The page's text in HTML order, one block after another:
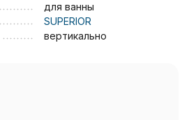
для ванны
SUPERIOR
вертикально